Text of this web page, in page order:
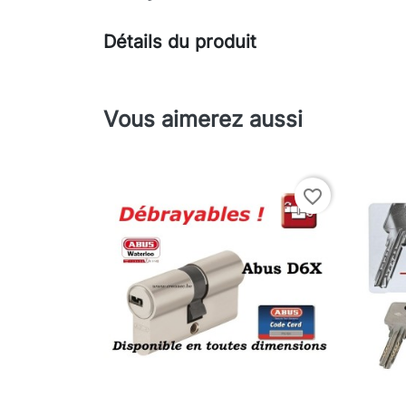
Détails du produit
Vous aimerez aussi
favorite_border